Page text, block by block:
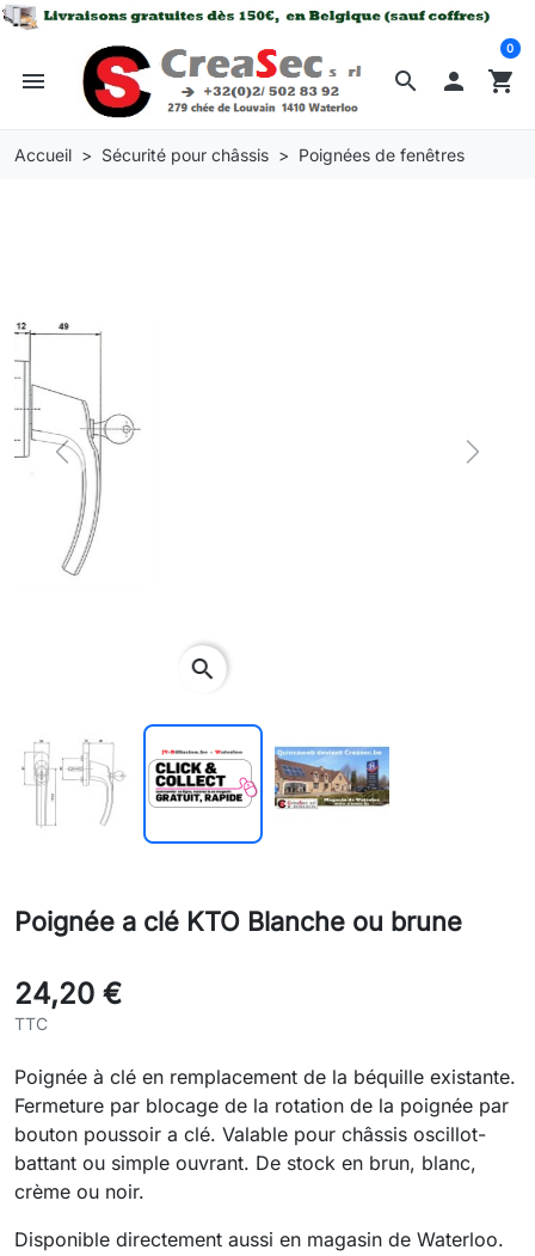
search
menu  shopping_cart
0
Accueil Sécurité pour châssis Poignées de fenêtres
Previous Next
Poignée a clé KTO Blanche ou brune
24,20 €
TTC
Poignée à clé en remplacement de la béquille existante.
Fermeture par blocage de la rotation de la poignée par
bouton poussoir a clé. Valable pour châssis oscillot-
battant ou simple ouvrant. De stock en brun, blanc,
crème ou noir.
Disponible directement aussi en magasin de Waterloo.